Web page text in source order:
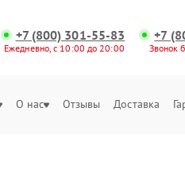
+7 (800) 301-55-83
Ежедневно, с 10:00 до 20:00
+7
Звонок
О нас Отзывы Доставка